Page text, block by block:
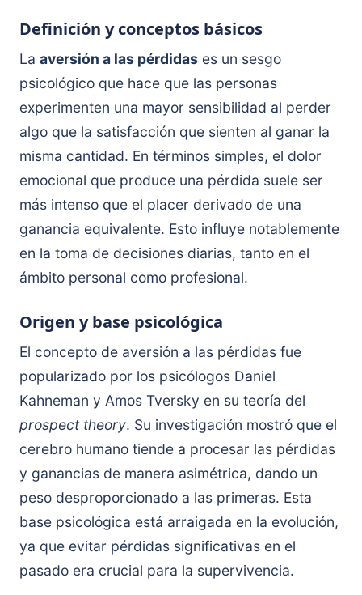
Definición y conceptos básicos
La aversión a las pérdidas es un sesgo
psicológico que hace que las personas
experimenten una mayor sensibilidad al perder
algo que la satisfacción que sienten al ganar la
misma cantidad. En términos simples, el dolor
emocional que produce una pérdida suele ser
más intenso que el placer derivado de una
ganancia equivalente. Esto influye notablemente
en la toma de decisiones diarias, tanto en el
ámbito personal como profesional.
Origen y base psicológica
El concepto de aversión a las pérdidas fue
popularizado por los psicólogos Daniel
Kahneman y Amos Tversky en su teoría del
prospect theory. Su investigación mostró que el
cerebro humano tiende a procesar las pérdidas
y ganancias de manera asimétrica, dando un
peso desproporcionado a las primeras. Esta
base psicológica está arraigada en la evolución,
ya que evitar pérdidas significativas en el
pasado era crucial para la supervivencia.